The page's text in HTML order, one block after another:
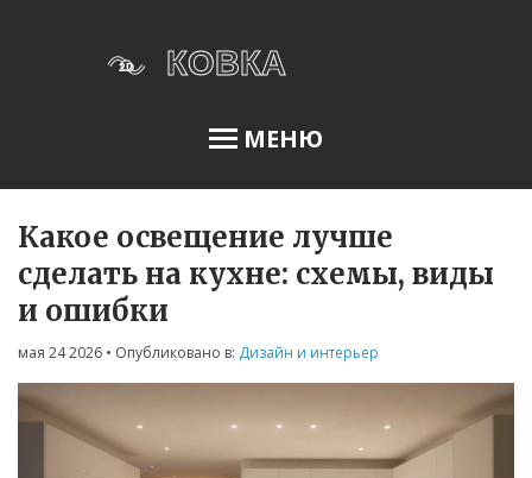
МЕНЮ
Освещение сада
Меню
О нас
Условия использования
Политика конфиденциальности
Какое освещение лучше
сделать на кухне: схемы, виды
и ошибки
мая 24 2026 • Опубликовано в: Дизайн и интерьер